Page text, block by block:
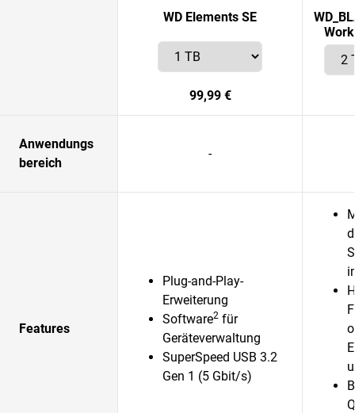
WD Elements SE
99,99 €
Anwendungs
bereich
-
Features
Plug-and-Play-
Erweiterung
Software2 für
Geräteverwaltung
SuperSpeed USB 3.2
Gen 1 (5 Gbit/s)